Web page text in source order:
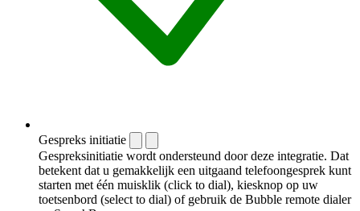
Gespreks initiatie
Gespreksinitiatie wordt ondersteund door deze integratie. Dat
betekent dat u gemakkelijk een uitgaand telefoongesprek kunt
starten met één muisklik (click to dial), kiesknop op uw
toetsenbord (select to dial) of gebruik de Bubble remote dialer